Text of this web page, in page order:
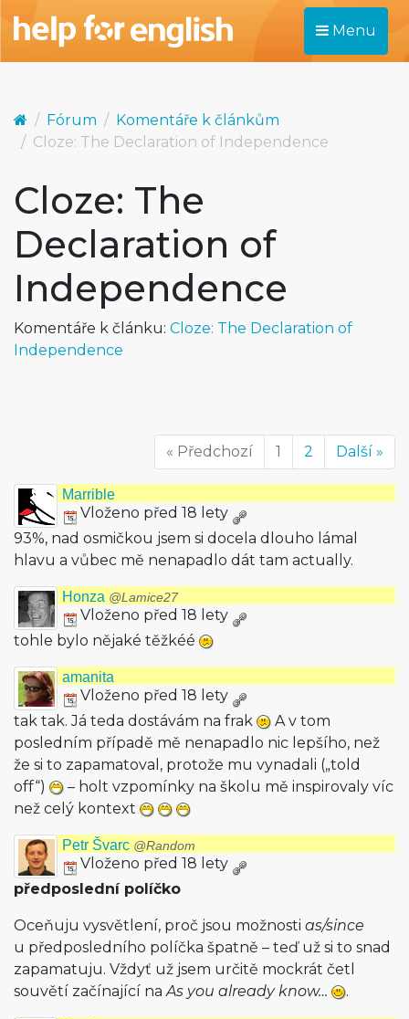
Menu
Fórum
Komentáře k článkům
Cloze: The Declaration of Independence
Cloze: The
Declaration of
Independence
Komentáře k článku: Cloze: The Declaration of
Independence
« Předchozí 1 2 Další »
Marrible
Vloženo před 18 lety
93%, nad osmičkou jsem si docela dlouho lámal
hlavu a vůbec mě nenapadlo dát tam actually.
Honza @Lamice27
Vloženo před 18 lety
tohle bylo nějaké těžkéé
amanita
Vloženo před 18 lety
tak tak. Já teda dostávám na frak
A v tom
posledním případě mě nenapadlo nic lepšího, než
že si to zapamatoval, protože mu vynadali („told
off“)
– holt vzpomínky na školu mě inspirovaly víc
než celý kontext
Petr Švarc @Random
Vloženo před 18 lety
předposlední políčko
Oceňuju vysvětlení, proč jsou možnosti as/since
u předposledního políčka špatně – teď už si to snad
zapamatuju. Vždyť už jsem určitě mockrát četl
souvětí začínající naAs you already know… .